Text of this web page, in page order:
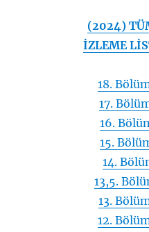
(2024)
İZLEME
18.
17.
16.
15.
14.
13,5.
13.
12.